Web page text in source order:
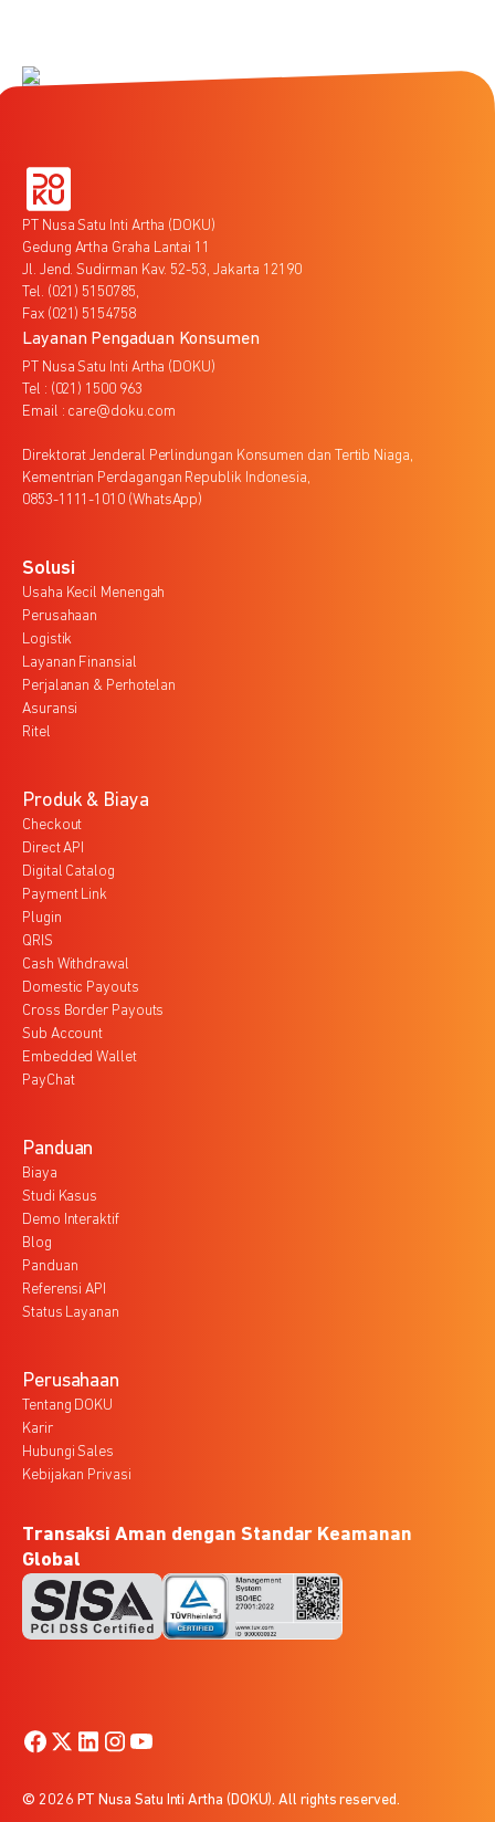
PT Nusa Satu Inti Artha (DOKU)
Gedung Artha Graha Lantai 11
Jl. Jend. Sudirman Kav. 52-53, Jakarta 12190
Tel. (021) 5150785,
Fax (021) 5154758
Layanan Pengaduan Konsumen
PT Nusa Satu Inti Artha (DOKU)
Tel : (021) 1500 963
Email : care@doku.com
Direktorat Jenderal Perlindungan Konsumen dan Tertib Niaga,
Kementrian Perdagangan Republik Indonesia,
0853-1111-1010 (WhatsApp)
Solusi
Usaha Kecil Menengah
Perusahaan
Logistik
Layanan Finansial
Perjalanan & Perhotelan
Asuransi
Ritel
Produk & Biaya
Checkout
Direct API
Digital Catalog
Payment Link
Plugin
QRIS
Cash Withdrawal
Domestic Payouts
Cross Border Payouts
Sub Account
Embedded Wallet
PayChat
Panduan
Biaya
Studi Kasus
Demo Interaktif
Blog
Panduan
Referensi API
Status Layanan
Perusahaan
Tentang DOKU
Karir
Hubungi Sales
Kebijakan Privasi
Transaksi Aman dengan Standar Keamanan
Global
© 2026 PT Nusa Satu Inti Artha (DOKU). All rights reserved.